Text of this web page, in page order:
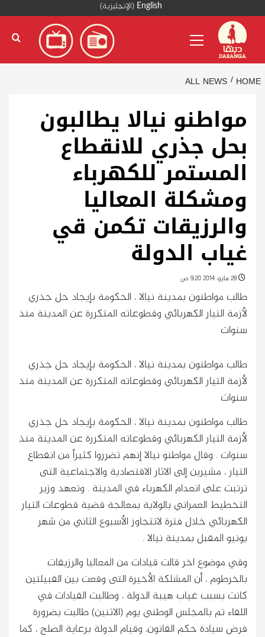
content
English
(الإنجليزية)
Menu
HOME
ALL NEWS
مواطنو نيالا يطالبون
بحل جذري للانقطاع
المستمر للكهرباء
ومشكلة المعاليا
والرزيقات تكمن قي
غياب الدولة
طالب مواطنون بمدينة نيالا ، الحكومة بإيجاد حل جذري
لأزمة التيار الكهربائي وقطوعاته المتكررة عن المدينة منذ
سنوات
طالب مواطنون بمدينة نيالا ، الحكومة بإيجاد حل جذري
لأزمة التيار الكهربائي وقطوعاته المتكررة عن المدينة منذ
سنوات
طالب مواطنون بمدينة نيالا ، الحكومة بإيجاد حل جذري
لأزمة التيار الكهربائي وقطوعاته المتكررة عن المدينة منذ
سنوات. وقال مواطنو نيالا إنهم تضرروا كثيراً من انقطاع
التيار ، مشيرين إلى الاثار الاقتصادية والاجتماعية التى
ترتبت على انعدام الكهرباء في المدينة . وتعهد وزير
التخطيط العمراني بالولاية بمعالجة قضية قطوعات التيار
الكهربائي خلال فترة لاتتجاوز الأسبوع الثاني من شهر
يونيو المقبل بمدينة نيالا .
وفي موضوع اخر قالت قيادات من المعاليا والرزيقات
بالخرطوم ، أن المشلكة الأخيرة التى وقعت بين القبيلتين
كانت بسبب غياب هيبة الدولة ، وطالبت القيادات في
اللقاء تم بالمجلس الوطني يوم (الاثنين) طالبت بضرورة
فرض سيادة حكم القانون، وقيام الدولة برعاية الصلح ، كما